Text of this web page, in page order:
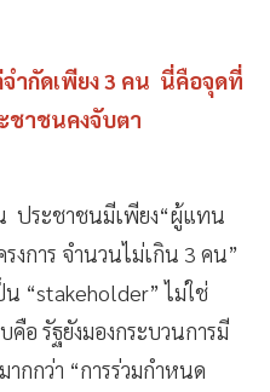
ำกัดเพียง 3 คน นี่คือจุดที่
ชาชนคงจับตา
ประชาชนมีเพียง“ผู้แทน
การ จำนวนไม่เกิน 3 คน”
“stakeholder” ไม่ใช่
อ รัฐยังมองกระบวนการมี
ากกว่า “การร่วมกำหนด